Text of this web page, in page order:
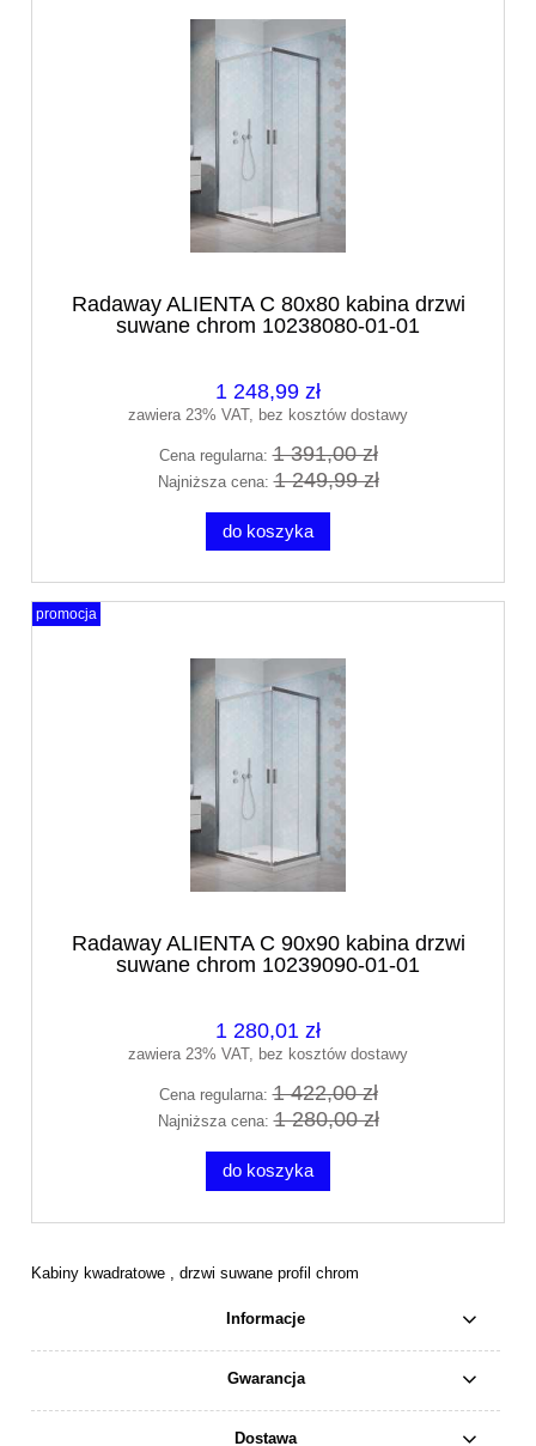
Radaway ALIENTA C 80x80 kabina drzwi
suwane chrom 10238080-01-01
1 248,99 zł
zawiera 23% VAT, bez kosztów dostawy
Cena regularna:1 391,00 zł
Najniższa cena:1 249,99 zł
do koszyka
Radaway ALIENTA C 90x90 kabina drzwi
suwane chrom 10239090-01-01
1 280,01 zł
zawiera 23% VAT, bez kosztów dostawy
Cena regularna:1 422,00 zł
Najniższa cena:1 280,00 zł
do koszyka
promocja
Kabiny kwadratowe , drzwi suwane profil chrom
Informacje
Gwarancja
Dostawa